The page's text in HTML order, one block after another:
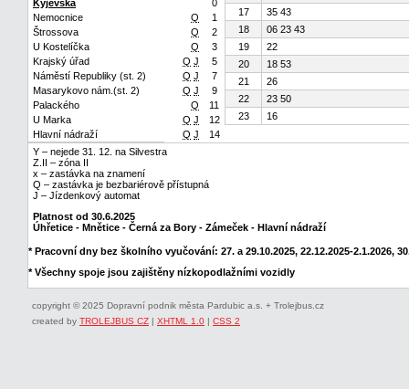
Kyjevská
0
Nemocnice
Q
1
Štrossova
Q
2
U Kostelíčka
Q
3
Krajský úřad
Q J
5
Náměstí Republiky (st. 2)
Q J
7
Masarykovo nám.(st. 2)
Q J
9
Palackého
Q
11
U Marka
Q J
12
Hlavní nádraží
Q J 14
17
35 43
18
06 23 43
19
22
20
18 53
21
26
22
23 50
23
16
Y – nejede 31. 12. na Silvestra
Z.II – zóna II
x – zastávka na znamení
Q – zastávka je bezbariérově přístupná
J – Jízdenkový automat
Platnost od 30.6.2025
Úhřetice - Mnětice - Černá za Bory - Zámeček - Hlavní nádraží
* Pracovní dny bez školního vyučování: 27. a 29.10.2025, 22.12.2025-2.1.2026,
* Všechny spoje jsou zajištěny nízkopodlažními vozidly
copyright © 2025 Dopravní podnik města Pardubic a.s. + Trolejbus.cz
created by TROLEJBUS CZ | XHTML 1.0 | CSS 2